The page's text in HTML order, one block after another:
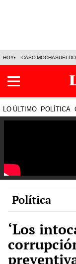
HOY CASO
LO ÚLTIMO POLÍTICA
Política
‘Los